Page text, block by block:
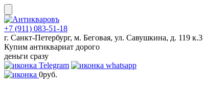
Skip
to
content
+7 (911) 083-51-18
г. Санкт-Петербург, м. Беговая, ул. Савушкина, д. 119 к.3
Купим антиквариат дорого
деньги сразу
0руб.